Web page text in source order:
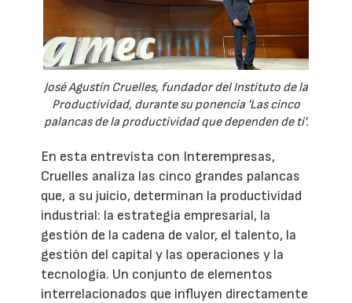
José Agustín Cruelles, fundador del Instituto de la
Productividad, durante su ponencia 'Las cinco
palancas de la productividad que dependen de ti'.
En esta entrevista con Interempresas,
Cruelles analiza las cinco grandes palancas
que, a su juicio, determinan la productividad
industrial: la estrategia empresarial, la
gestión de la cadena de valor, el talento, la
gestión del capital y las operaciones y la
tecnología. Un conjunto de elementos
interrelacionados que influyen directamente